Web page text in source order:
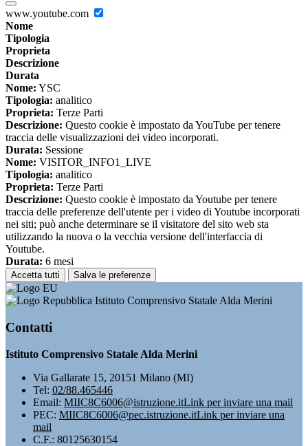
www.youtube.com
Nome
Tipologia
Proprieta
Descrizione
Durata
Nome: YSC
Tipologia: analitico
Proprieta: Terze Parti
Descrizione: Questo cookie è impostato da YouTube per tenere
traccia delle visualizzazioni dei video incorporati.
Durata: Sessione
Nome: VISITOR_INFO1_LIVE
Tipologia: analitico
Proprieta: Terze Parti
Descrizione: Questo cookie è impostato da Youtube per tenere
traccia delle preferenze dell'utente per i video di Youtube incorporati
nei siti; può anche determinare se il visitatore del sito web sta
utilizzando la nuova o la vecchia versione dell'interfaccia di
Youtube.
Durata: 6 mesi
Accetta tutti Salva le preferenze
Istituto Comprensivo Statale Alda Merini
Contatti
Istituto Comprensivo Statale Alda Merini
Via Gallarate 15, 20151 Milano (MI)
Tel: 02/88.465446
Email: MIIC8C6006@istruzione.itLink per inviare una mail
PEC: MIIC8C6006@pec.istruzione.itLink per inviare una
mail
C.F.: 80125630154